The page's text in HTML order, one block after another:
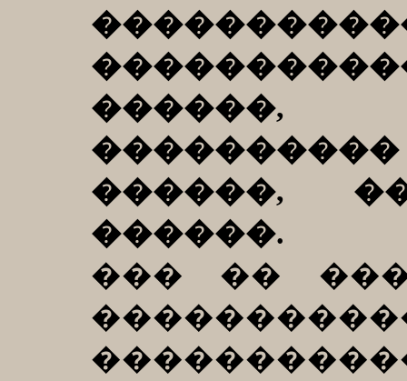
������,
������,
������.
��� ��